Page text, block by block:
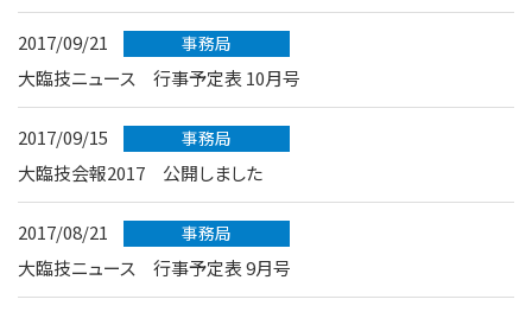
2017/09/21 事務局
大臨技ニュース 行事予定表 10月号
2017/09/15 事務局
大臨技会報2017 公開しました
2017/08/21 事務局
大臨技ニュース 行事予定表 9月号